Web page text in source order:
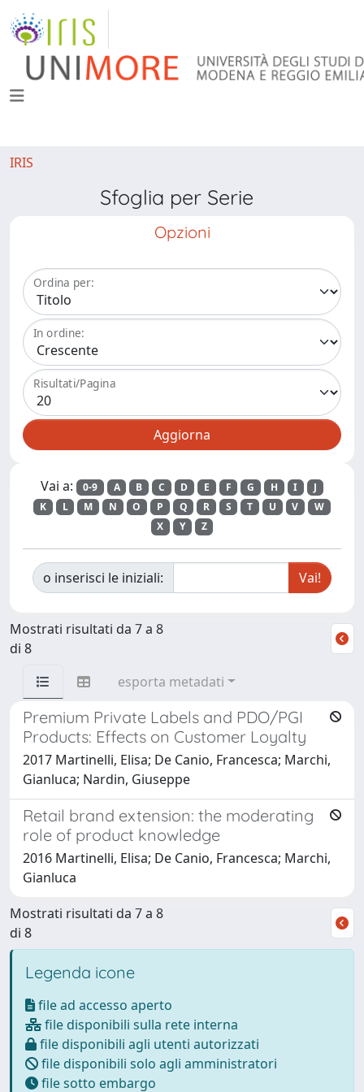
IRIS
Sfoglia per Serie
Opzioni
Ordina per:
In ordine:
Risultati/Pagina
Vai a: 0-9 A B C D E F G H I
J
K
L M N O P Q R S T U V
W
X
Y Z
o inserisci le iniziali:
Mostrati risultati da 7 a 8
di 8
esporta metadati
Premium Private Labels and PDO/PGI
Products: Effects on Customer Loyalty
2017 Martinelli, Elisa; De Canio, Francesca; Marchi,
Gianluca; Nardin, Giuseppe
Retail brand extension: the moderating
role of product knowledge
2016 Martinelli, Elisa; De Canio, Francesca; Marchi,
Gianluca
Mostrati risultati da 7 a 8
di 8
Legenda icone
file ad accesso aperto
file disponibili sulla rete interna
file disponibili agli utenti autorizzati
file disponibili solo agli amministratori
file sotto embargo